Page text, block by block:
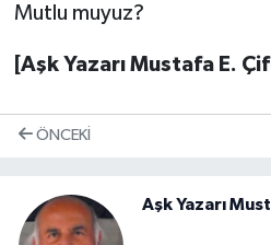
Mutlu muyuz?
[Aşk Yazarı Mustafa E.
ÖNCEKI
Aşk Yazarı